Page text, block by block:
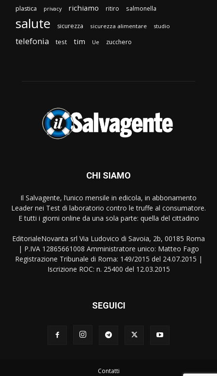
plastica privacy richiamo ritiro salmonella
salute sicurezza sicurezza alimentare studio
telefonia test tim Ue zucchero
CHI SIAMO
Il Salvagente, l’unico mensile in edicola, in abbonamento
Leader nei Test di laboratorio contro le truffe al consumatore.
E tutti i giorni online da una sola parte: quella del cittadino
EditorialeNovanta srl Via Ludovico di Savoia, 2b, 00185 Roma
| P.IVA 12865661008 Amministratore unico: Matteo Fago
Registrazione Tribunale di Roma: 149/2015 del 24.07.2015 |
Iscrizione ROC: n. 25400 del 12.03.2015
SEGUICI
Contatti